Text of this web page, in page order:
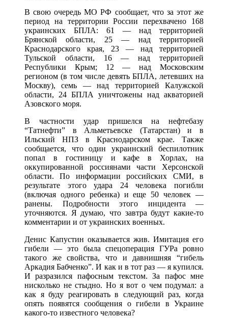
В свою очередь МО РФ сообщает, что за этот же
период на территории России перехвачено 168
украинских БПЛА: 61 — над территорией
Брянской области, 25 — над территорией
Краснодарского края, 23 — над территорией
Тульской области, 16 — над территорией
Республики Крым; 12 — над Московским
регионом (в том числе девять БПЛА, летевших на
Москву), семь — над территорией Калужской
области, 24 БПЛА уничтожены над акваторией
Азовского моря.
В частности удар пришелся на нефтебазу
“Татнефти” в Альметьевске (Татарстан) и в
Ильский НПЗ в Краснодарском крае. Также
сообщается, что один украинский беспилотник
попал в гостиницу и кафе в Хорлах, на
оккупированной россиянами части Херсонской
области. По информации российских СМИ, в
результате этого удара 24 человека погибли
(включая одного ребенка) и еще 50 человек —
ранены. Подробности этого инцидента —
уточняются. Я думаю, что завтра будут какие-то
комментарии и от украинских военных.
Денис Капустин оказывается жив. Имитация его
гибели — это была спецоперация ГУРа ровно
такого же свойства, что и давнишняя “гибель
Аркадия Бабченко”. И как и в тот раз — я купился.
И разразился пафосным текстом. За пафос мне
нисколько не стыдно. Но я вот о чем подумал: а
как я буду реагировать в следующий раз, когда
опять появятся сообщения о гибели в Украине
какого-то известного человека?